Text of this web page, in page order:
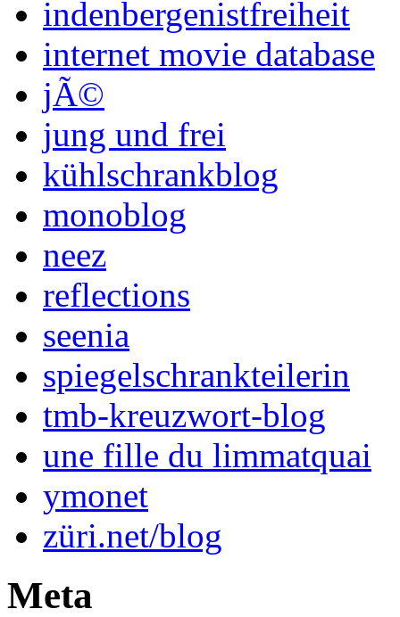
indenbergenistfreiheit
internet movie database
jÃ©
jung und frei
kühlschrankblog
monoblog
neez
reflections
seenia
spiegelschrankteilerin
tmb-kreuzwort-blog
une fille du limmatquai
ymonet
züri.net/blog
Meta